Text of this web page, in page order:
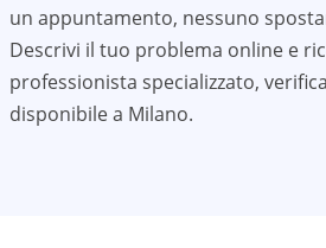
un appuntamento, nessuno
Descrivi il tuo problema online e
professionista specializzato,
disponibile a Milano.